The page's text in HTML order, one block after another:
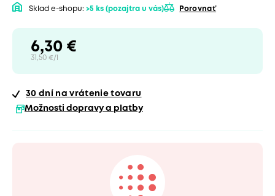
Sklad e-shopu: >5 ks (pozajtra u vás) Porovnať
6,30 €
31,50 €/l
30 dní na vrátenie tovaru
Možnosti dopravy a platby